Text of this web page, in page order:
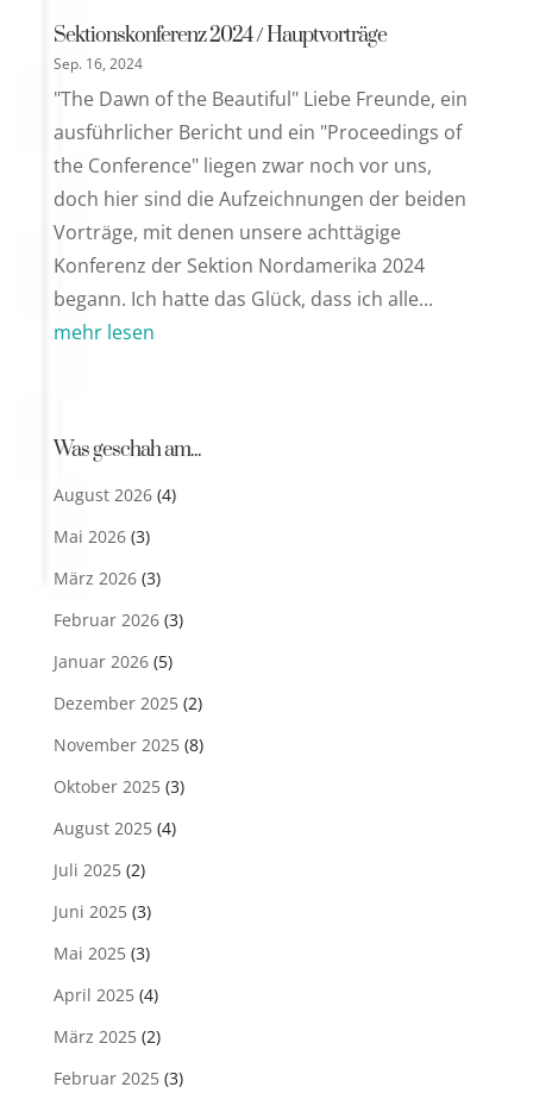
Sektionskonferenz 2024 / Hauptvorträge
Sep. 16, 2024
"The Dawn of the Beautiful" Liebe Freunde, ein
ausführlicher Bericht und ein "Proceedings of
the Conference" liegen zwar noch vor uns,
doch hier sind die Aufzeichnungen der beiden
Vorträge, mit denen unsere achttägige
Konferenz der Sektion Nordamerika 2024
begann. Ich hatte das Glück, dass ich alle...
mehr lesen
Was geschah am...
August 2026(4)
Mai 2026(3)
März 2026(3)
Februar 2026(3)
Januar 2026(5)
Dezember 2025(2)
November 2025(8)
Oktober 2025(3)
August 2025(4)
Juli 2025(2)
Juni 2025(3)
Mai 2025(3)
April 2025(4)
März 2025(2)
Februar 2025(3)